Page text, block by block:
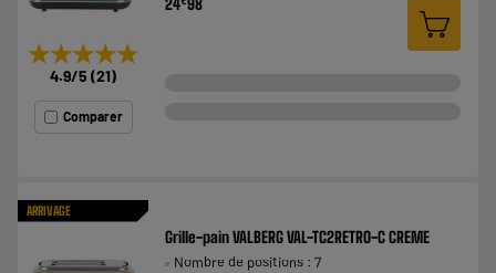
★★★★★
★★★★★
4.9/5 (21)
Comparer
ARRIVAGE
Grille-pain VALBERG VAL-TC2RETRO-C CREME
Nombre de positions : 7